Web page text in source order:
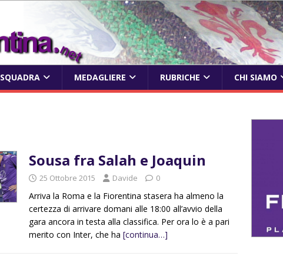
SQUADRA MEDAGLIERE RUBRICHE CHI SIAMO
Sousa fra Salah e Joaquin
25 Ottobre 2015 Davide 0
Arriva la Roma e la Fiorentina stasera ha almeno la
certezza di arrivare domani alle 18:00 all’avvio della
gara ancora in testa alla classifica. Per ora lo è a pari
merito con Inter, che ha [continua…]